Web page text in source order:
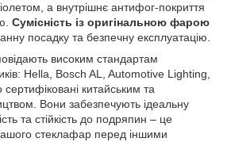
а внутрішнє антифог-покриття
Сумісність із оригінальною фарою
посадку та безпечну експлуатацію.
високим стандартам
Hella, Bosch AL, Automotive Lighting,
китайським та
Вони забезпечують ідеальну
та стійкість до подряпин – це
стеклафар перед іншими